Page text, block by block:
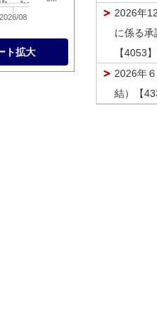
2026/08
ト拡大
2026年
に係る
【4053
2026年
結）【